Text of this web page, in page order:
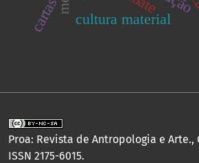
cultura material
cartas
Proa: Revista de Antropologia e Arte.,
ISSN 2175-6015.